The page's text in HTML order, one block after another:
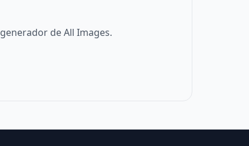
de All Images.